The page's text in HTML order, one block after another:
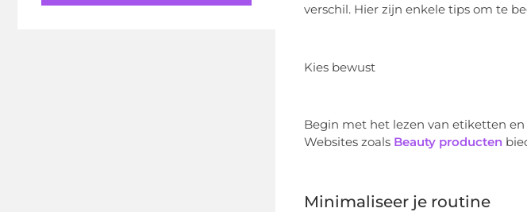
verschil. Hier zijn enkele tips om te
Kies bewust
Begin met het lezen van etiketten
Websites zoals Beauty producten
Minimaliseer je routine